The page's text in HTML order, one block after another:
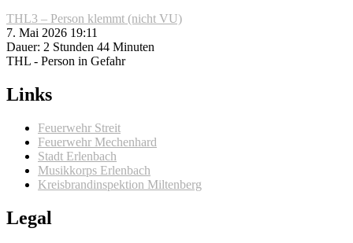
THL3 – Person klemmt (nicht VU)
7. Mai 2026 19:11
Dauer: 2 Stunden 44 Minuten
THL - Person in Gefahr
Links
Feuerwehr Streit
Feuerwehr Mechenhard
Stadt Erlenbach
Musikkorps Erlenbach
Kreisbrandinspektion Miltenberg
Legal